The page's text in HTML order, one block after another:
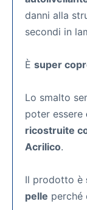
danni alla
secondi in
È super
Lo smalto
poter essere
ricostruite
Acrilico.
Il prodotto è
pelle perché